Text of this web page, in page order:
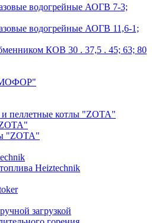
водогрейные АОГВ 7-3;
водогрейные АОГВ 11,6-1;
КОВ 30 . 37,5 . 45; 63; 80
и пеллетные котлы "ZOTA"
"ZOTA"
Heiztechnik
загрузкой